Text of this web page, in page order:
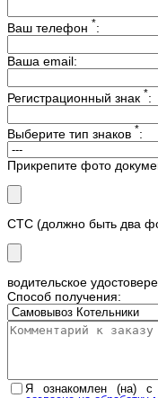
Ваш телефон *:
Ваша email:
Регистрационный знак *:
Выберите тип знаков *:
Прикрепите фото
СТС (должно быть два
водительское
Способ получения:
Я ознакомлен (на) с